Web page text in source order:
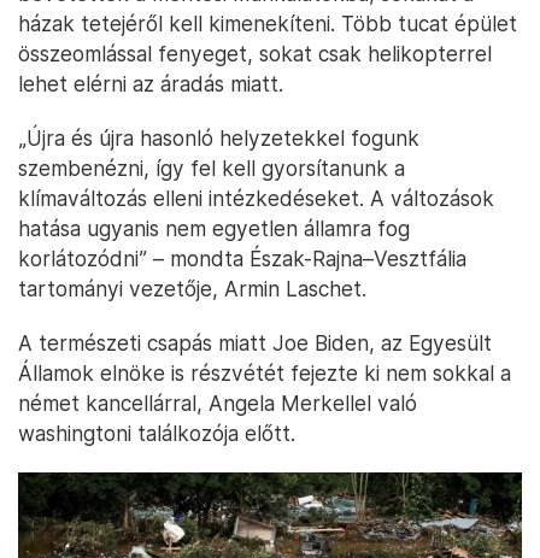
házak tetejéről kell kimenekíteni. Több tucat épület
összeomlással fenyeget, sokat csak helikopterrel
lehet elérni az áradás miatt.
„Újra és újra hasonló helyzetekkel fogunk
szembenézni, így fel kell gyorsítanunk a
klímaváltozás elleni intézkedéseket. A változások
hatása ugyanis nem egyetlen államra fog
korlátozódni” – mondta Észak-Rajna–Vesztfália
tartományi vezetője, Armin Laschet.
A természeti csapás miatt Joe Biden, az Egyesült
Államok elnöke is részvétét fejezte ki nem sokkal a
német kancellárral, Angela Merkellel való
washingtoni találkozója előtt.